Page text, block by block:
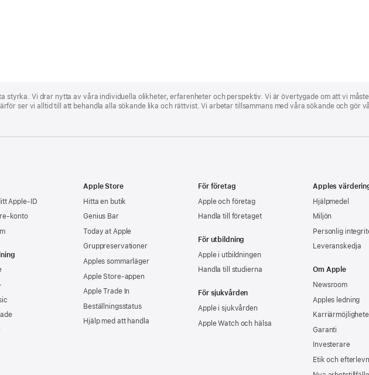
styrka. Vi drar nytta av våra individuella olikheter, erfarenheter och perspektiv. Vi är övertygade om att vi
ser vi alltid till att behandla alla sökande lika och rättvist. Vi arbetar tillsammans med våra sökande och gör
Apple-ID
konto
Apple Store
Hitta en butik
Genius Bar
Today at Apple
Gruppreservationer
Apples sommarläger
Apple Store-appen
Apple Trade In
Beställningsstatus
Hjälp med att handla
För företag
Apple och företag
Handla till företaget
För utbildning
Apple i utbildningen
Handla till studierna
För sjukvården
Apple i sjukvården
Apple Watch och hälsa
Apples
Hjälpmedel
Miljön
Personlig
Leveranskedja
Om Apple
Newsroom
Apples ledning
Garanti
Investerare
Etik och